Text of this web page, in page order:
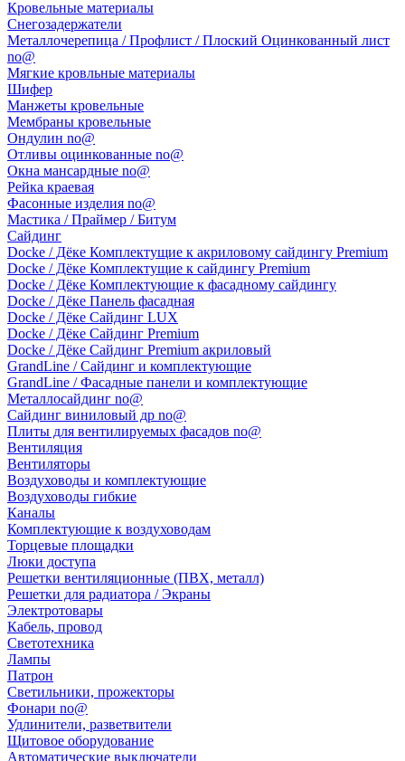
Кровельные материалы
Снегозадержатели
Металлочерепица / Профлист / Плоский Оцинкованный лист
no@
Мягкие кровльные материалы
Шифер
Манжеты кровельные
Мембраны кровельные
Ондулин no@
Отливы оцинкованные no@
Окна мансардные no@
Рейка краевая
Фасонные изделия no@
Мастика / Праймер / Битум
Сайдинг
Docke / Дёке Комплектущие к акриловому сайдингу Premium
Docke / Дёке Комплектущие к сайдингу Premium
Docke / Дёке Комплектующие к фасадному сайдингу
Docke / Дёке Панель фасадная
Docke / Дёке Сайдинг LUX
Docke / Дёке Сайдинг Premium
Docke / Дёке Сайдинг Premium акриловый
GrandLine / Сайдинг и комплектующие
GrandLine / Фасадные панели и комплектующие
Металлосайдинг no@
Сайдинг виниловый др no@
Плиты для вентилируемых фасадов no@
Вентиляция
Вентиляторы
Воздуховоды и комплектующие
Воздуховоды гибкие
Каналы
Комплектующие к воздуховодам
Торцевые площадки
Люки доступа
Решетки вентиляционные (ПВХ, металл)
Решетки для радиатора / Экраны
Электротовары
Кабель, провод
Светотехника
Лампы
Патрон
Светильники, прожекторы
Фонари no@
Удлинители, разветвители
Щитовое оборудование
Автоматические выключатели